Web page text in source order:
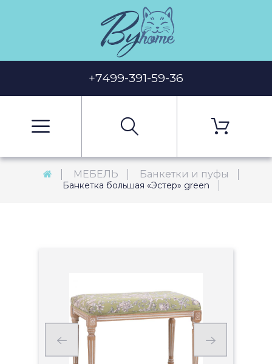
+7499-391-59-36
МЕБЕЛЬ Банкетки и пуфы
Банкетка большая «Эстер» green